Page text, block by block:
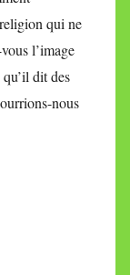
qui ne
l’image
dit des
nous